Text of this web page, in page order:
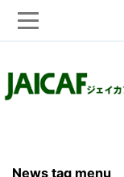
News tag menu